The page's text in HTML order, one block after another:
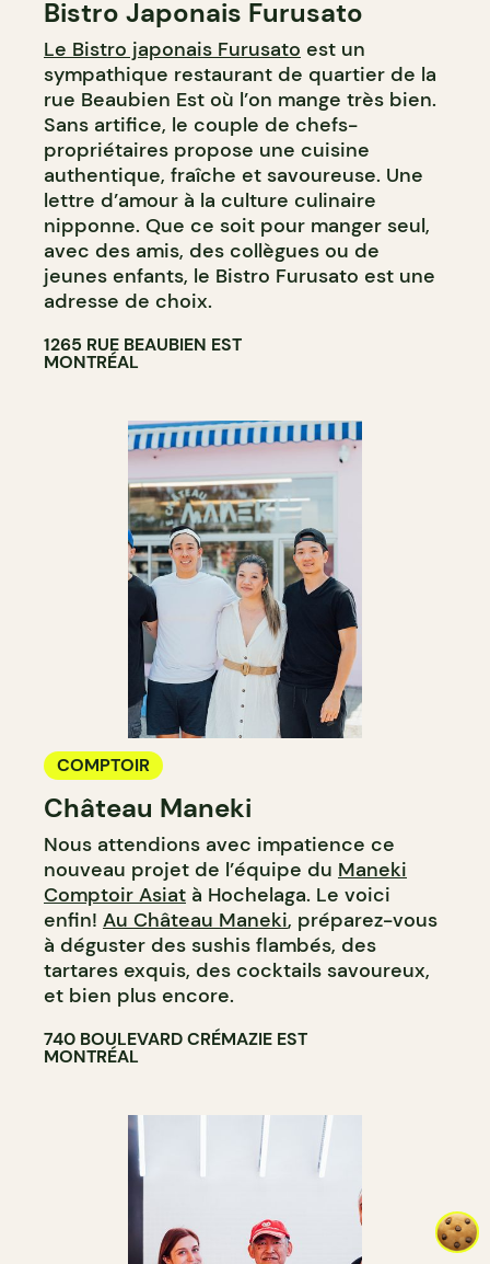
Bistro Japonais Furusato
Le Bistro japonais Furusato est un
sympathique restaurant de quartier de la
rue Beaubien Est où l’on mange très bien.
Sans artifice, le couple de chefs-
propriétaires propose une cuisine
authentique, fraîche et savoureuse. Une
lettre d’amour à la culture culinaire
nipponne. Que ce soit pour manger seul,
avec des amis, des collègues ou de
jeunes enfants, le Bistro Furusato est une
adresse de choix.
1265 RUE BEAUBIEN EST
MONTRÉAL
COMPTOIR
Château Maneki
Nous attendions avec impatience ce
nouveau projet de l’équipe du Maneki
Comptoir Asiat à Hochelaga. Le voici
enfin! Au Château Maneki, préparez-vous
à déguster des sushis flambés, des
tartares exquis, des cocktails savoureux,
et bien plus encore.
740 BOULEVARD CRÉMAZIE EST
MONTRÉAL